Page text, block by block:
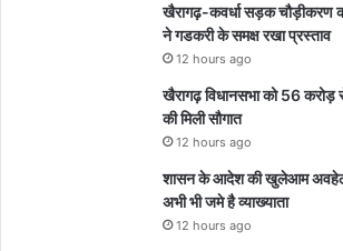
खैरागढ़-कवर्धा सड़क चौड़ीकरण
ने गडकरी के समक्ष रखा प्रस्ताव
12 hours ago
खैरागढ़ विधानसभा को 56 करोड़
की मिली सौगात
12 hours ago
शासन के आदेश की खुलेआम
अभी भी जमे है व्याख्याता
12 hours ago